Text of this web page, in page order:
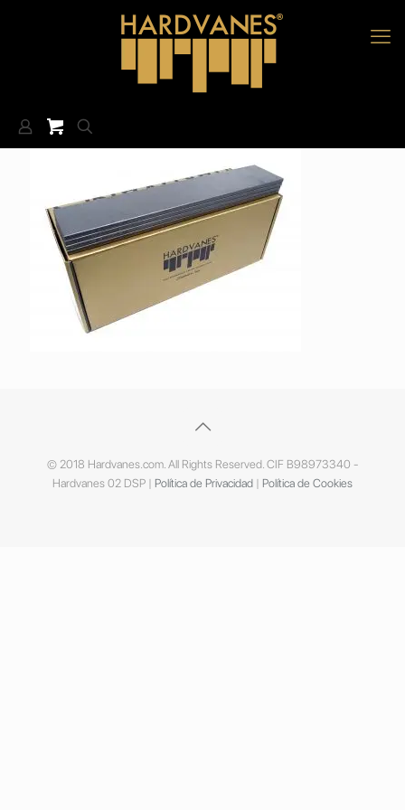
© 2018 Hardvanes.com. All Rights Reserved. CIF B98973340 -
Hardvanes 02 DSP | Política de Privacidad | Política de Cookies